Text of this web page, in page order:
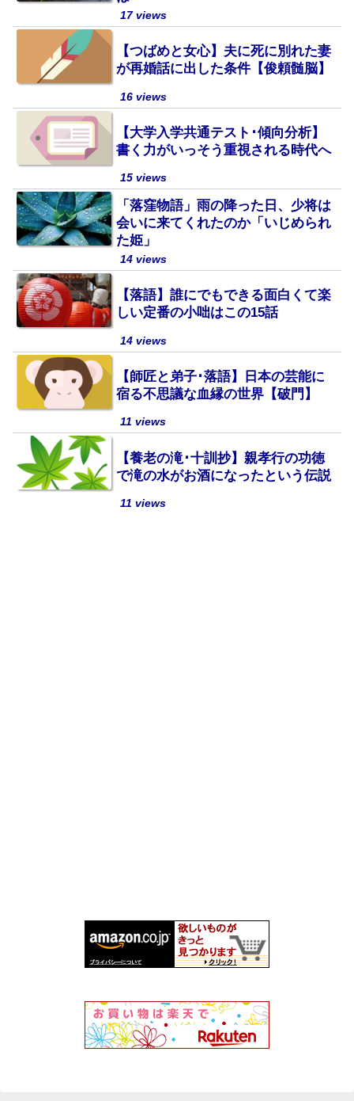
17 views
【つばめと女心】夫に死に別れた妻
が再婚話に出した条件【俊頼髄脳】
16 views
【大学入学共通テスト･傾向分析】
書く力がいっそう重視される時代へ
15 views
「落窪物語」雨の降った日、少将は
会いに来てくれたのか「いじめられ
た姫」
14 views
【落語】誰にでもできる面白くて楽
しい定番の小咄はこの15話
14 views
【師匠と弟子･落語】日本の芸能に
宿る不思議な血縁の世界【破門】
11 views
【養老の滝･十訓抄】親孝行の功徳
で滝の水がお酒になったという伝説
11 views